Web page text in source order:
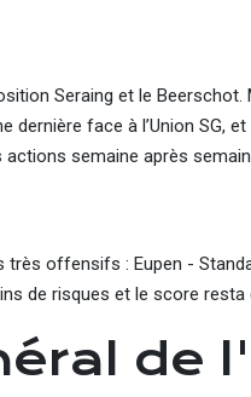
Seraing et le Beerschot.
face à l’Union SG,
semaine après
offensifs : Eupen -
de risques et le score
de